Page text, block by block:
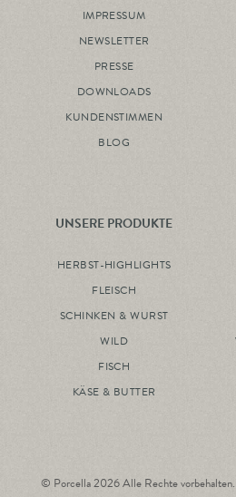
IMPRESSUM
NEWSLETTER
PRESSE
DOWNLOADS
KUNDENSTIMMEN
BLOG
UNSERE PRODUKTE
HERBST-HIGHLIGHTS
FLEISCH
SCHINKEN & WURST
WILD
FISCH
KÄSE & BUTTER
© Porcella 2026 Alle Rechte